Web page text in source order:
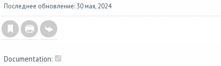
Последнее обновление: 30 мая, 2024
Documentation: